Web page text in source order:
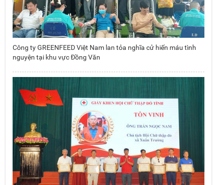
Công ty GREENFEED Việt Nam lan tỏa nghĩa cử hiến máu tình
nguyện tại khu vực Đồng Văn